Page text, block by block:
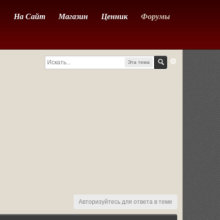
На Сайт Магазин Ценник Форумы
Эта тема
Авторизуйтесь для ответа в теме